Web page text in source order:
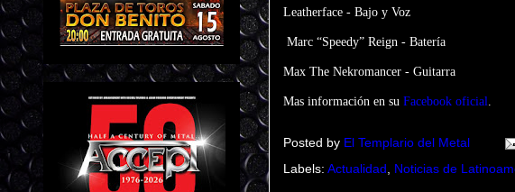
Leatherface - Bajo y Voz
Marc “Speedy” Reign - Batería
Max The Nekromancer - Guitarra
Mas información en su Facebook oficial.
Posted by El Templario del Metal
Labels: Actualidad Noticias de